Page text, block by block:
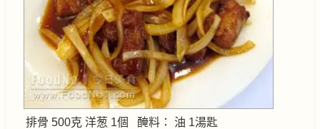
排骨 500克 洋葱 1個 醃料： 油 1湯匙